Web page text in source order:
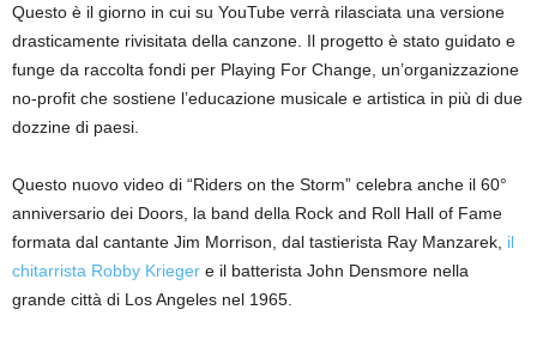
Questo è il giorno in cui su YouTube verrà rilasciata una versione
drasticamente rivisitata della canzone. Il progetto è stato guidato e
funge da raccolta fondi per Playing For Change, un’organizzazione
no-profit che sostiene l’educazione musicale e artistica in più di due
dozzine di paesi.
Questo nuovo video di “Riders on the Storm” celebra anche il 60°
anniversario dei Doors, la band della Rock and Roll Hall of Fame
formata dal cantante Jim Morrison, dal tastierista Ray Manzarek, il
chitarrista Robby Krieger e il batterista John Densmore nella
grande città di Los Angeles nel 1965.